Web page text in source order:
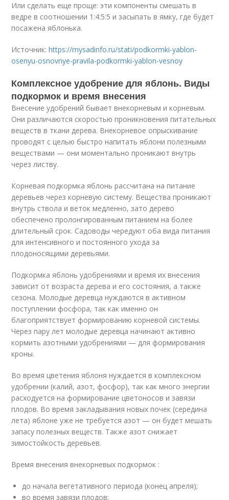
Или сделать еще проще: эти компоненты смешать в
ведре в соотношении 1:4:5:5 и засыпать в ямку, где будет
посажена яблонька.
Источник:https://mysadinfo.ru/stati/podkormki-yablon-
osenyu-osnovnye-pravila-podkormki-yablon-vesnoy
Комплексное удобрение для яблонь. Виды
подкормок и время внесения
Внесение удобрений бывает внекорневым и корневым.
Они различаются скоростью проникновения питательных
веществ в ткани дерева. Внекорневое опрыскивание
проводят с целью быстро напитать яблони полезными
веществами — они моментально проникают внутрь
через листву.
Корневая подкормка яблонь рассчитана на питание
деревьев через корневую систему. Вещества проникают
внутрь ствола и веток медленно, зато дерево
обеспечено пролонгированным питанием на более
длительный срок. Садоводы чередуют оба вида питания
для интенсивного и постоянного ухода за
плодоносящими деревьями.
Подкормка яблонь удобрениями и время их внесения
зависит от возраста дерева и его состояния, а также
сезона. Молодые деревца нуждаются в активном
поступлении фосфора, так как именно он
благоприятствует формированию корневой системы.
Через пару лет молодые деревца начинают активно
кормить азотными удобрениями — для формирования
кроны.
Во время цветения яблоня нуждается в комплексном
удобрении (калий, азот, фосфор), так как много энергии
расходуется на формирование цветоносов и завязи
плодов. Во время закладывания новых почек (середина
лета) яблоне уже не требуется азот — он будет мешать
запасу полезных веществ. Также азот снижает
зимостойкость деревьев.
Время внесения внекорневых подкормок :
до начала вегетативного периода (конец апреля);
во время завязи плодов;